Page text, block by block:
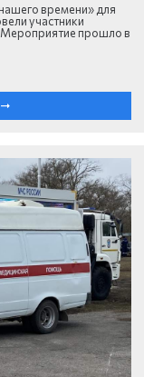
времени» для
участники
прошло в